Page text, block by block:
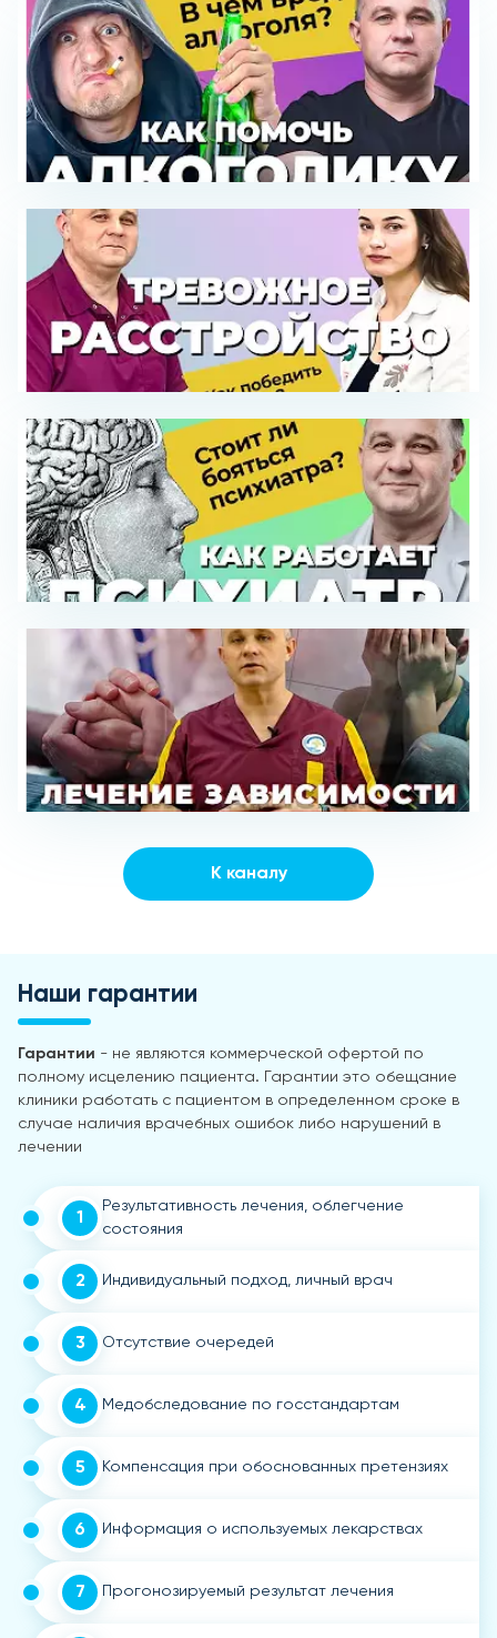
К каналу
Наши гарантии
Гарантии - не являются коммерческой офертой по
полному исцелению пациента. Гарантии это обещание
клиники работать с пациентом в определенном сроке в
случае наличия врачебных ошибок либо нарушений в
лечении
1
Результативность лечения, облегчение
состояния
2 Индивидуальный подход, личный врач
3 Отсутствие очередей
4 Медобследование по госстандартам
5 Компенсация при обоснованных претензиях
6 Информация о используемых лекарствах
7 Прогонозируемый результат лечения